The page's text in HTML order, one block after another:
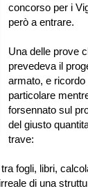
concorso per i
però a entrare.
Una delle prove
prevedeva il
armato, e
particolare
forsennato sul
del giusto
trave:
fogli, libri,
di una